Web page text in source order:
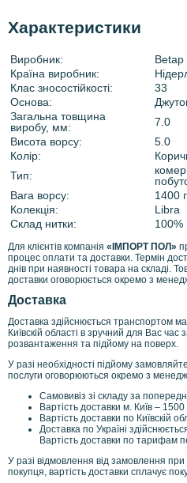
Характеристики
Виробник:
Betap
Країна виробник:
Клас зносостійкості:
33
Основа:
Загальна товщина
виробу, мм:
7.0
Висота ворсу:
5.0
Колір:
Тип:
Вага ворсу:
1400
Колекція:
Libra
Склад нитки:
100%
Для клієнтів компанія «ІМПОРТ ПОЛ»
процес оплати та доставки. Термін
днів при наявності товара на складі.
доставки оговорюється окремо з
Доставка
Доставка здійснюється транспортом
Київскій області в зручний для Вас
розвантаження та підйому на поверх.
У разі необхідності підйому
послуги оговорюються окремо з
Самовивіз зі складу за
Вартість доставки м. Київ –
Вартість доставки по Київскій
Доставка по Україні
Вартість доставки по тарифам
У разі відмовлення від замовлення при
покупця, вартість доставки сплачує